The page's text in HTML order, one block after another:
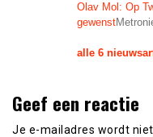
Olav Mol: Op
gewenst
alle 6
Geef een reactie
Je e-mailadres wordt niet